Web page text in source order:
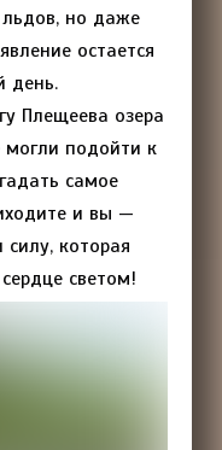
но даже
остается
день.
Плещеева озера
подойти к
самое
и вы —
силу, которая
светом!